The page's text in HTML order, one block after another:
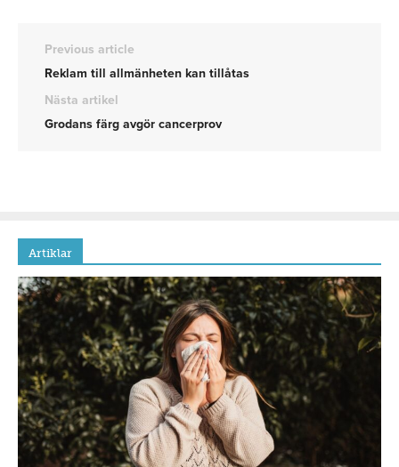
Previous article
Reklam till allmänheten kan tillåtas
Nästa artikel
Grodans färg avgör cancerprov
Artiklar